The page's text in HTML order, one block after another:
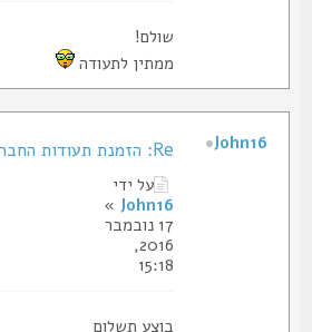
שולם!
ממתין לתעודה
Re: הזמנת תעודות החבר של הסליק
על ידי
John16
»
17 נובמבר
2016,
15:18
בוצע תשלום
John16